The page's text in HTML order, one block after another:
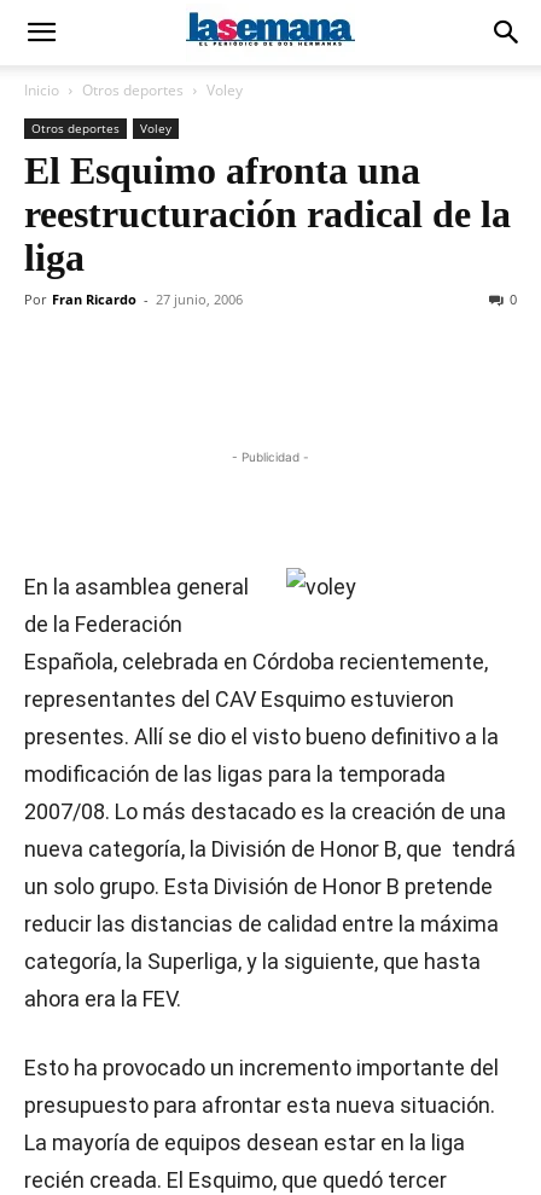
Inicio Otros deportes Voley
Otros deportes Voley
El Esquimo afronta una
reestructuración radical de la
liga
Por Fran Ricardo - 27 junio, 2006 0
- Publicidad -
En la asamblea general
de la Federación
Española, celebrada en Córdoba recientemente,
representantes del CAV Esquimo estuvieron
presentes. Allí se dio el visto bueno definitivo a la
modificación de las ligas para la temporada
2007/08. Lo más destacado es la creación de una
nueva categoría, la División de Honor B, que tendrá
un solo grupo. Esta División de Honor B pretende
reducir las distancias de calidad entre la máxima
categoría, la Superliga, y la siguiente, que hasta
ahora era la FEV.
Esto ha provocado un incremento importante del
presupuesto para afrontar esta nueva situación.
La mayoría de equipos desean estar en la liga
recién creada. El Esquimo, que quedó tercer